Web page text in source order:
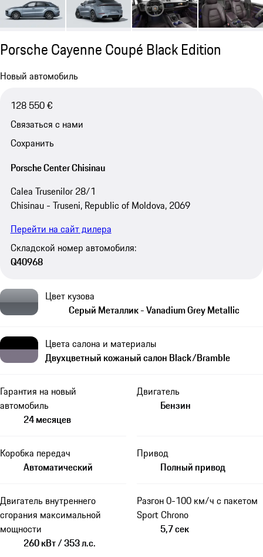
Porsche Cayenne Coupé Black Edition
Новый автомобиль
128 550 €
Связаться с нами
Сохранить
Porsche Center Chisinau
Calea Trusenilor 28/1
Chisinau - Truseni, Republic of Moldova, 2069
Перейти на сайт дилера
Складской номер автомобиля:
Q40968
Цвет кузова
Серый Металлик - Vanadium Grey Metallic
Цвета салона и материалы
Двухцветный кожаный салон Black/Bramble
Гарантия на новый
автомобиль
24 месяцев
Двигатель
Бензин
Коробка передач
Автоматический
Привод
Полный привод
Двигатель внутреннего
сгорания максимальной
мощности
260 кВт / 353 л.с.
Разгон 0-100 км/ч с пакетом
Sport Chrono
5,7 сек